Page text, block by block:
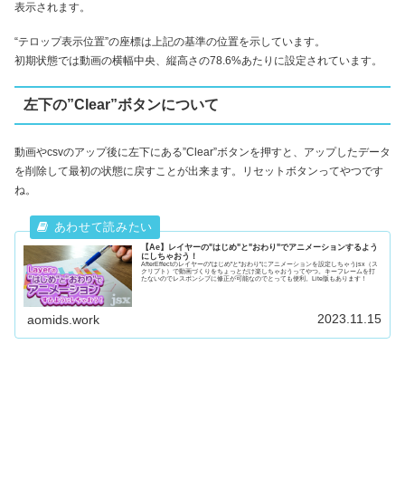
表示されます。
“テロップ表示位置”の座標は上記の基準の位置を示しています。
初期状態では動画の横幅中央、縦高さの78.6%あたりに設定されています。
左下の”Clear”ボタンについて
動画やcsvのアップ後に左下にある”Clear”ボタンを押すと、アップしたデータ
を削除して最初の状態に戻すことが出来ます。リセットボタンってやつです
ね。
【Ae】レイヤーの"はじめ"と"おわり"でアニメーションするよう
にしちゃおう！
AfterEffectのレイヤーの"はじめ"と"おわり"にアニメーションを設定しちゃうjsx（ス
クリプト）で動画づくりをちょっとだけ楽しちゃおうってやつ。キーフレームを打
たないのでレスポンシブに修正が可能なのでとっても便利。Lite版もあります！
aomids.work 2023.11.15